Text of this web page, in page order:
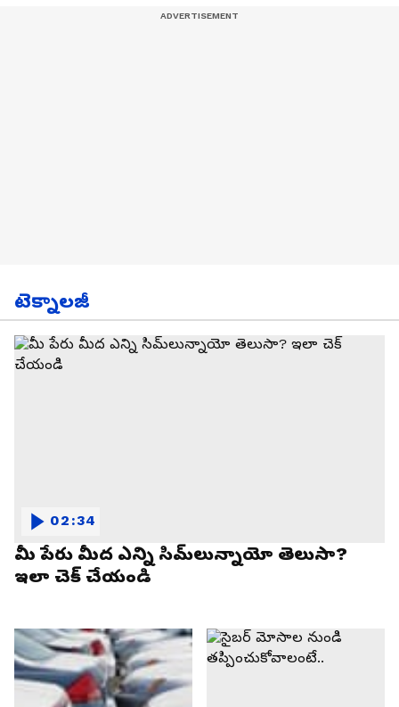
టెక్నాలజీ
మీ పేరు మీద ఎన్ని సిమ్‌లున్నాయో తెలుసా?
ఇలా చెక్ చేయండి
02:34